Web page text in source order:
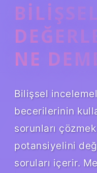
BILIŞSEL
NE
Bilişsel
becerilerinin
sorunları
potansiyelini
soruları içerir.